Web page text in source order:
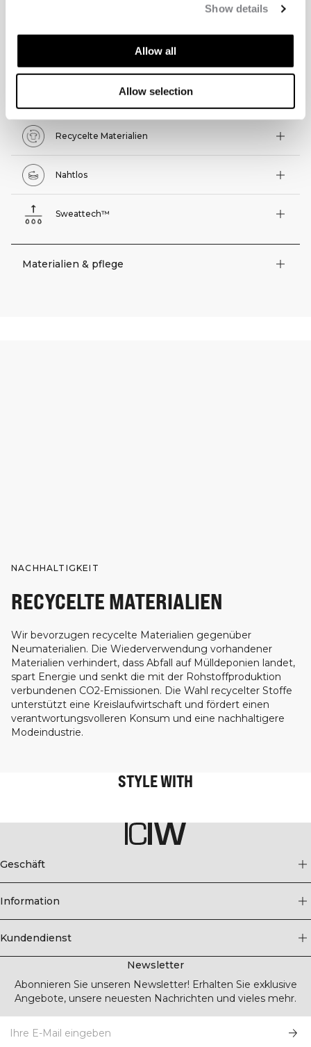
Show details
Allow all
Allow selection
TECHNISCHE ASPEKTE
Technische Funktionen
Recycelte Materialien
Nahtlos
Sweattech™
Materialien & pflege
NACHHALTIGKEIT
RECYCELTE MATERIALIEN
Wir bevorzugen recycelte Materialien gegenüber
Neumaterialien. Die Wiederverwendung vorhandener
Materialien verhindert, dass Abfall auf Mülldeponien landet,
spart Energie und senkt die mit der Rohstoffproduktion
verbundenen CO2-Emissionen. Die Wahl recycelter Stoffe
unterstützt eine Kreislaufwirtschaft und fördert einen
verantwortungsvolleren Konsum und eine nachhaltigere
Modeindustrie.
STYLE WITH
Geschäft
Information
Kundendienst
Newsletter
Abonnieren Sie unseren Newsletter! Erhalten Sie exklusive
Angebote, unsere neuesten Nachrichten und vieles mehr.